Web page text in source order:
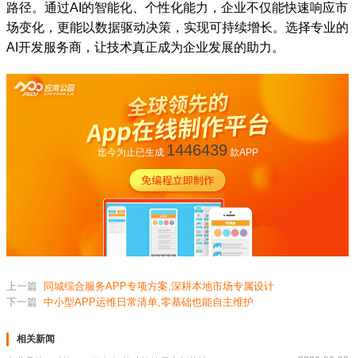
路径。通过AI的智能化、个性化能力，企业不仅能快速响应市
场变化，更能以数据驱动决策，实现可持续增长。选择专业的
AI开发服务商，让技术真正成为企业发展的助力。
迄今为止已生成 1446439款APP
上一篇
同城综合服务APP专项方案,深耕本地市场专属设计
下一篇 中小型APP运维日常清单,零基础也能自主维护
相关新闻